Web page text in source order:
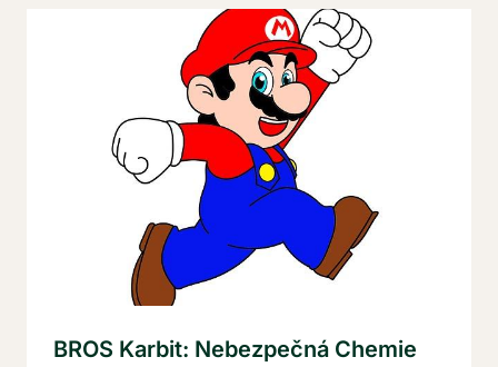
BROS Karbit: Nebezpečná Chemie